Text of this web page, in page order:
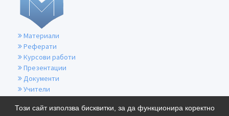
Този сайт използва бисквитки, за да функционира коректно
Материали
Реферати
Курсови работи
Презентации
Документи
Учители
Общи условия